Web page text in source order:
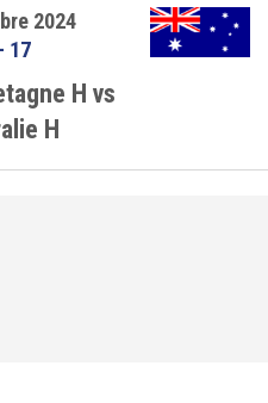
2024
- 17
H vs
H